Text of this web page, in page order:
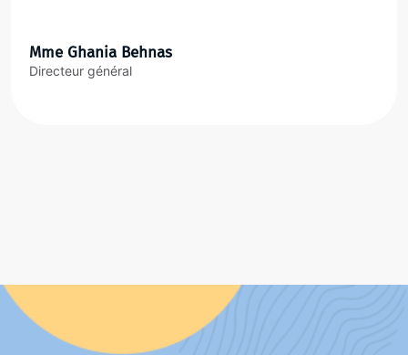
Mme Ghania Behnas
Directeur général